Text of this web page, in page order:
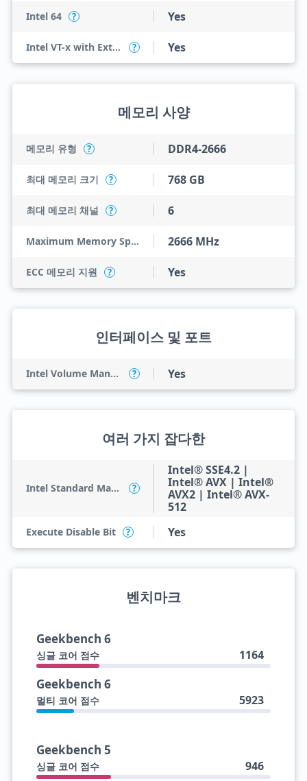
Intel 64 ? Yes
Intel VT-x with Extended Page Tables (EPT) ? Yes
메모리 사양
메모리 유형 ? DDR4-2666
최대 메모리 크기 ? 768 GB
최대 메모리 채널 ? 6
Maximum Memory Speed 2666 MHz
ECC 메모리 지원 ? Yes
인터페이스 및 포트
Intel Volume Management Device (VMD) ? Yes
여러 가지 잡다한
Intel Standard Manageability (ISM) ?
Intel® SSE4.2 |
Intel® AVX | Intel®
AVX2 | Intel® AVX-
512
Execute Disable Bit ? Yes
벤치마크
Geekbench 6
싱글 코어 점수 1164
Geekbench 6
멀티 코어 점수 5923
Geekbench 5
싱글 코어 점수 946